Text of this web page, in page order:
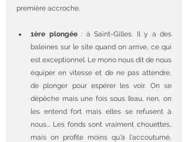
première accroche.
1ère plongée : à Saint-Gilles. Il y a des
baleines sur le site quand on arrive, ce qui
est exceptionnel. Le mono nous dit de nous
équiper en vitesse et de ne pas attendre,
de plonger pour espérer les voir. On se
dépêche mais une fois sous l’eau, rien, on
les entend fort mais elles se refusent à
nous... Les fonds sont vraiment chouettes,
mais on profite moins qu'à l'accoutumé,